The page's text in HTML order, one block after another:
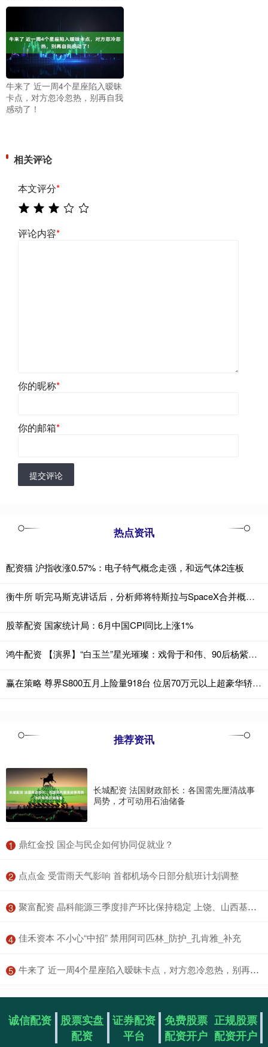
牛来了 近一周4个星座陷入暧昧
卡点，对方忽冷忽热，别再自我
感动了！
相关评论
本文评分*
评论内容*
你的昵称*
你的邮箱*
提交评论
热点资讯
配资猫 沪指收涨0.57%：电子特气概念走强，和远气体2连板
衡牛所 听完马斯克讲话后，分析师将特斯拉与SpaceX合并概率上调至90%
股莘配资 国家统计局：6月中国CPI同比上涨1%
鸿牛配资 【演界】“白玉兰”星光璀璨：戏骨于和伟、90后杨紫斩获殊荣
赢在策略 尊界S800五月上险量918台 位居70万元以上超豪华轿车销冠
推荐资讯
长城配资 法国财政部长：各国需先厘清战事
局势，才可动用石油储备
1 ​鼎红金投 国企与民企如何协同促就业？
2 ​点点金 受雷雨天气影响 首都机场今日部分航班计划调整
3 ​聚富配资 晶科能源三季度排产环比保持稳定 上饶、山西基地共两个车间已完成技术升级改造
4 ​佳禾资本 不小心“中招” 禁用阿司匹林_防护_孔肯雅_补充
5 ​牛来了 近一周4个星座陷入暧昧卡点，对方忽冷忽热，别再自我感动了！
诚信配资
股票实盘
配资
证券配资
平台
免费股票
配资开户
正规股票
配资开户